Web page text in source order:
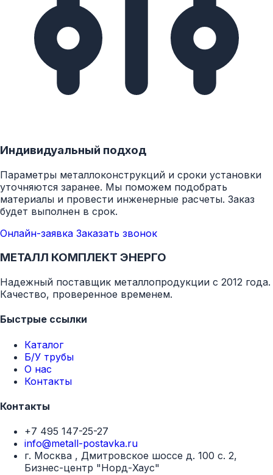
режиме 24/7!
Индивидуальный подход
Параметры металлоконструкций и сроки установки
уточняются заранее. Мы поможем подобрать
материалы и провести инженерные расчеты. Заказ
будет выполнен в срок.
Онлайн-заявка Заказать звонок
МЕТАЛЛ КОМПЛЕКТ ЭНЕРГО
Надежный поставщик металлопродукции с 2012 года.
Качество, проверенное временем.
Быстрые ссылки
Каталог
Б/У трубы
О нас
Контакты
Контакты
+7 495 147-25-27
info@metall-postavka.ru
г. Москва , Дмитровское шоссе д. 100 с. 2,
Бизнес-центр "Норд-Хаус"